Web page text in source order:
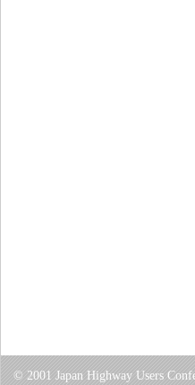
© 2001 Japan Highway Users